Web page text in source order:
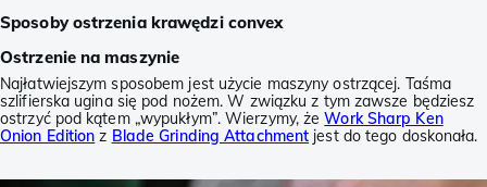
Sposoby ostrzenia krawędzi convex
Ostrzenie na maszynie
Najłatwiejszym sposobem jest użycie maszyny ostrzącej. Taśma
szlifierska ugina się pod nożem. W związku z tym zawsze będziesz
ostrzyć pod kątem „wypukłym”. Wierzymy, żeWork Sharp Ken
Onion Edition z Blade Grinding Attachment jest do tego doskonała.